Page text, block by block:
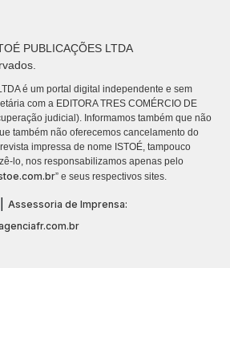
PUBLICAÇÕES LTDA
é um portal digital independente e sem
com a EDITORA TRES COMÉRCIO DE
judicial). Informamos também que não
também não oferecemos cancelamento do
impressa de nome ISTOÉ, tampouco
lo, nos responsabilizamos apenas pelo
” e seus respectivos sites.
Assessoria de Imprensa: